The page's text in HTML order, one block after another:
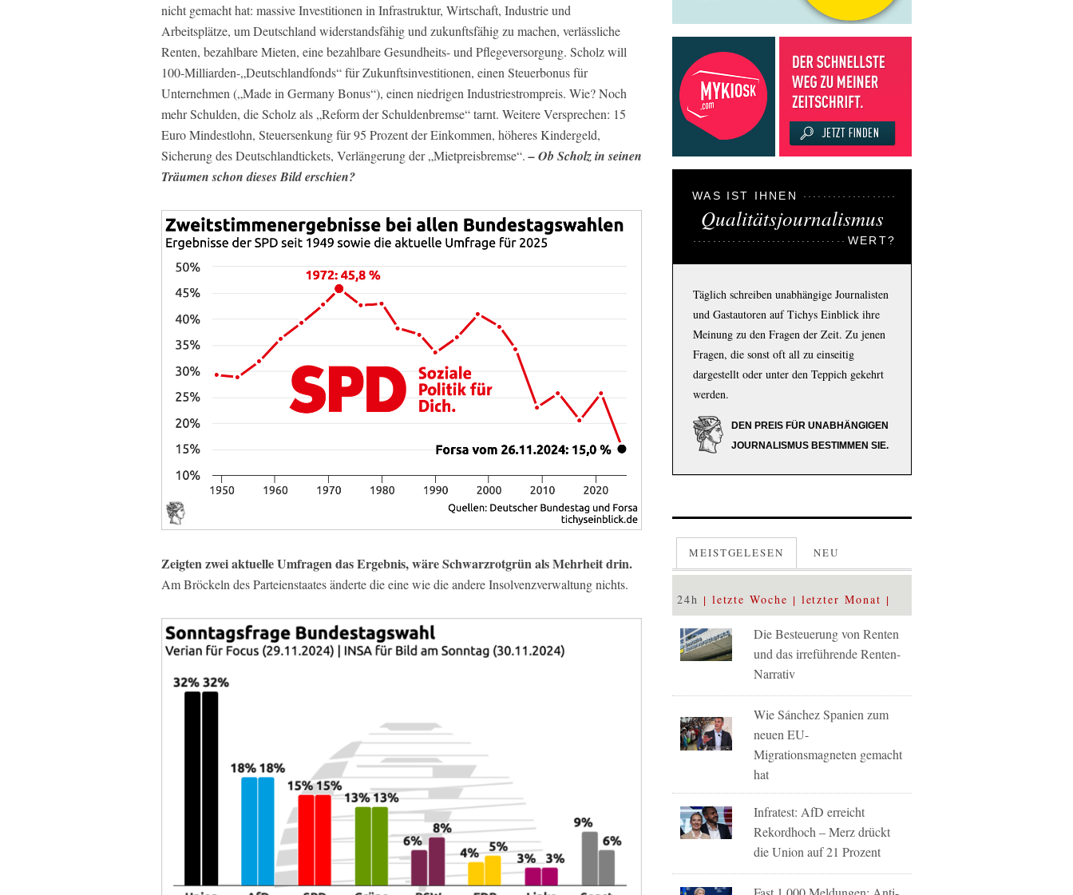
nicht gemacht hat: massive Investitionen in Infrastruktur, Wirtschaft, Industrie und
Arbeitsplätze, um Deutschland widerstandsfähig und zukunftsfähig zu machen, verlässliche
Renten, bezahlbare Mieten, eine bezahlbare Gesundheits- und Pflegeversorgung. Scholz will
100-Milliarden-„Deutschlandfonds“ für Zukunftsinvestitionen, einen Steuerbonus für
Unternehmen („Made in Germany Bonus“), einen niedrigen Industriestrompreis. Wie? Noch
mehr Schulden, die Scholz als „Reform der Schuldenbremse“ tarnt. Weitere Versprechen: 15
Euro Mindestlohn, Steuersenkung für 95 Prozent der Einkommen, höheres Kindergeld,
Sicherung des Deutschlandtickets, Verlängerung der „Mietpreisbremse“.– Ob Scholz in seinen
Träumen schon dieses Bild erschien?
Zeigten zwei aktuelle Umfragen das Ergebnis, wäre Schwarzrotgrün als Mehrheit drin.
Am Bröckeln des Parteienstaates änderte die eine wie die andere Insolvenzverwaltung nichts.
WAS IST IHNEN
Qualitätsjournalismus
WERT?
Täglich schreiben unabhängige Journalisten
und Gastautoren auf Tichys Einblick ihre
Meinung zu den Fragen der Zeit. Zu jenen
Fragen, die sonst oft all zu einseitig
dargestellt oder unter den Teppich gekehrt
werden.
DEN PREIS FÜR UNABHÄNGIGEN
JOURNALISMUS BESTIMMEN SIE.
MEISTGELESEN NEU
24h letzte Woche letzter Monat
Die Besteuerung von Renten
und das irreführende Renten-
Narrativ
Wie Sánchez Spanien zum
neuen EU-
Migrationsmagneten gemacht
hat
Infratest: AfD erreicht
Rekordhoch – Merz drückt
die Union auf 21 Prozent